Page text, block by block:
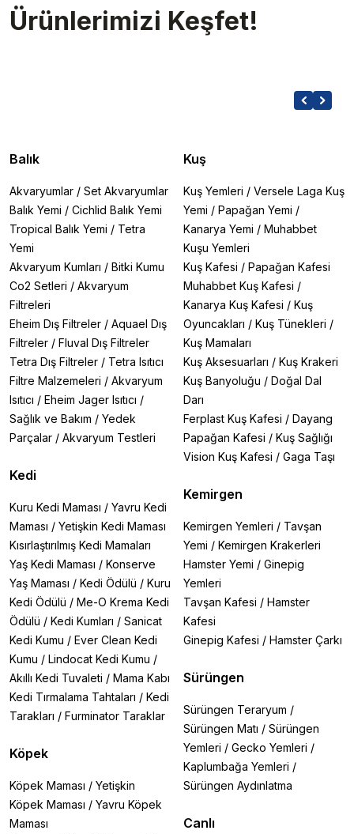
Ürünlerimizi Keşfet!
Balık
Akvaryumlar / Set Akvaryumlar
Balık Yemi / Cichlid Balık Yemi
Tropical Balık Yemi / Tetra
Yemi
Akvaryum Kumları / Bitki Kumu
Co2 Setleri / Akvaryum
Filtreleri
Eheim Dış Filtreler / Aquael Dış
Filtreler / Fluval Dış Filtreler
Tetra Dış Filtreler / Tetra Isıtıcı
Filtre Malzemeleri / Akvaryum
Isıtıcı / Eheim Jager Isıtıcı /
Sağlık ve Bakım / Yedek
Parçalar / Akvaryum Testleri
Kedi
Kuru Kedi Maması / Yavru Kedi
Maması / Yetişkin Kedi Maması
Kısırlaştırılmış Kedi Mamaları
Yaş Kedi Maması / Konserve
Yaş Maması / Kedi Ödülü / Kuru
Kedi Ödülü / Me-O Krema Kedi
Ödülü / Kedi Kumları / Sanicat
Kedi Kumu / Ever Clean Kedi
Kumu / Lindocat Kedi Kumu /
Akıllı Kedi Tuvaleti / Mama Kabı
Kedi Tırmalama Tahtaları / Kedi
Tarakları / Furminator Taraklar
Köpek
Köpek Maması / Yetişkin
Köpek Maması / Yavru Köpek
Maması
Kuş
Kuş Yemleri / Versele Laga Kuş
Yemi / Papağan Yemi /
Kanarya Yemi / Muhabbet
Kuşu Yemleri
Kuş Kafesi / Papağan Kafesi
Muhabbet Kuş Kafesi /
Kanarya Kuş Kafesi / Kuş
Oyuncakları / Kuş Tünekleri /
Kuş Mamaları
Kuş Aksesuarları / Kuş Krakeri
Kuş Banyoluğu / Doğal Dal
Darı
Ferplast Kuş Kafesi / Dayang
Papağan Kafesi / Kuş Sağlığı
Vision Kuş Kafesi / Gaga Taşı
Kemirgen
Kemirgen Yemleri / Tavşan
Yemi / Kemirgen Krakerleri
Hamster Yemi / Ginepig
Yemleri
Tavşan Kafesi / Hamster
Kafesi
Ginepig Kafesi / Hamster Çarkı
Sürüngen
Sürüngen Teraryum /
Sürüngen Matı / Sürüngen
Yemleri / Gecko Yemleri /
Kaplumbağa Yemleri /
Sürüngen Aydınlatma
Canlı